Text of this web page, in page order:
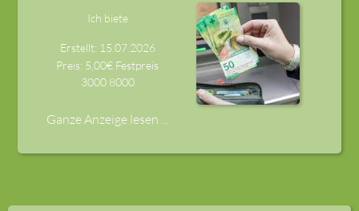
Ich biete
Erstellt: 15.07.2026
Preis: 5,00€ Festpreis
3000 8000
Ganze Anzeige lesen ...